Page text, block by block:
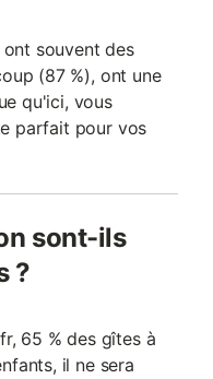
souvent des
(87 %), ont une
qu'ici, vous
parfait pour vos
sont-ils
?
65 % des gîtes à
il ne sera